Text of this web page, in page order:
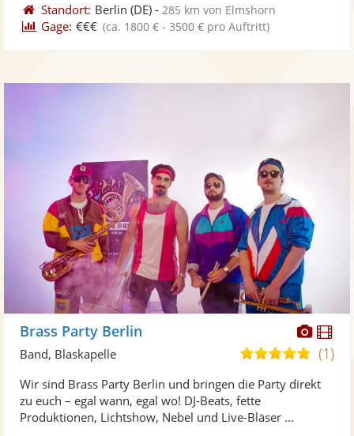
Standort: Berlin (DE) - 285 km von Elmshorn
Gage: €€€ (ca. 1800 € - 3500 € pro Auftritt)
Fotos
Brass Party Berlin
5,0
5
(1)
Band, Blaskapelle
Wir sind Brass Party Berlin und bringen die Party direkt
zu euch – egal wann, egal wo! DJ-Beats, fette
Produktionen, Lichtshow, Nebel und Live-Bläser ...